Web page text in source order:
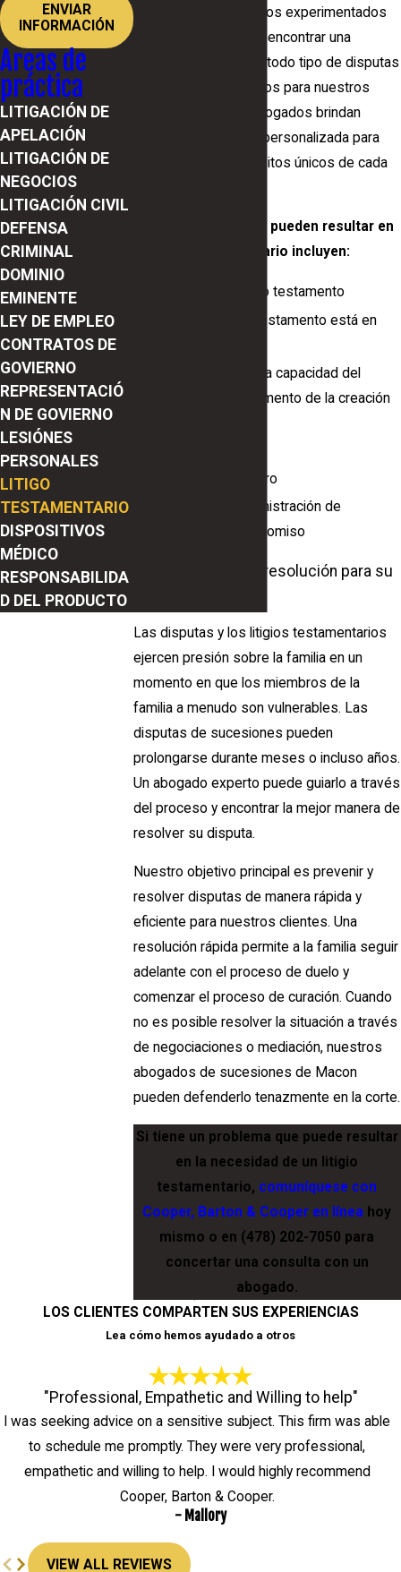
confiar en los abogados experimentados
de nuestra firma para encontrar una
solución. Manejamos todo tipo de disputas
y litigios testamentarios para nuestros
clientes. Nuestros abogados brindan
representación legal personalizada para
cumplir con los requisitos únicos de cada
Las situaciones que pueden resultar en
un litigio testamentario incluyen:
El fallecido no dejó testamento
El contenido del testamento está en
Preguntas sobre la capacidad del
fallecido en el momento de la creación
Estado de heredero
Disputas de administración de
patrimonio o fideicomiso
Encontrar la mejor resolución para su
Las disputas y los litigios testamentarios
ejercen presión sobre la familia en un
momento en que los miembros de la
familia a menudo son vulnerables. Las
disputas de sucesiones pueden
prolongarse durante meses o incluso años.
Un abogado experto puede guiarlo a través
del proceso y encontrar la mejor manera de
resolver su disputa.
Nuestro objetivo principal es prevenir y
resolver disputas de manera rápida y
eficiente para nuestros clientes. Una
resolución rápida permite a la familia seguir
adelante con el proceso de duelo y
comenzar el proceso de curación. Cuando
no es posible resolver la situación a través
de negociaciones o mediación, nuestros
abogados de sucesiones de Macon
pueden defenderlo tenazmente en la corte.
Si tiene un problema que puede resultar
en la necesidad de un litigio
testamentario, comuníquese con
Cooper, Barton & Cooper en línea hoy
mismo o en (478) 202-7050 para
concertar una consulta con un
abogado.
ENVIAR
INFORMACIÓN
Areas de
práctica
LITIGACIÓN DE
APELACIÓN
LITIGACIÓN DE
NEGOCIOS
LITIGACIÓN CIVIL
DEFENSA
CRIMINAL
DOMINIO
EMINENTE
LEY DE EMPLEO
CONTRATOS DE
GOVIERNO
REPRESENTACIÓ
N DE GOVIERNO
LESIÓNES
PERSONALES
LITIGO
TESTAMENTARIO
DISPOSITIVOS
MÉDICO
RESPONSABILIDA
D DEL PRODUCTO
LOS CLIENTES COMPARTEN SUS EXPERIENCIAS
Lea cómo hemos ayudado a otros
"Professional, Empathetic and Willing to help"
I was seeking advice on a sensitive subject. This firm was able
to schedule me promptly. They were very professional,
empathetic and willing to help. I would highly recommend
Cooper, Barton & Cooper.
- Mallory
VIEW ALL REVIEWS